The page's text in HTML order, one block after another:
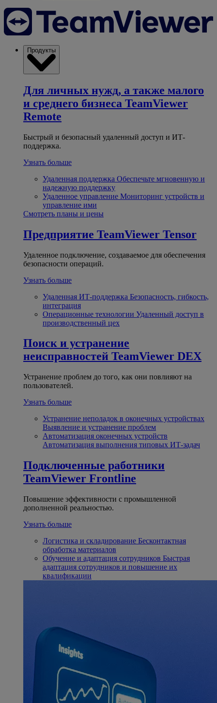
Продукты
Для личных нужд, а также малого
и среднего бизнеса TeamViewer
Remote
Быстрый и безопасный удаленный доступ и ИТ-
поддержка.
Узнать больше
Удаленная поддержка Обеспечьте мгновенную и
надежную поддержку
Удаленное управление Мониторинг устройств и
управление ими
Смотреть планы и цены
Предприятие TeamViewer Tensor
Удаленное подключение, создаваемое для обеспечения
безопасности операций.
Узнать больше
Удаленная ИТ-поддержка Безопасность, гибкость,
интеграция
Операционные технологии Удаленный доступ в
производственный цех
Поиск и устранение
неисправностей TeamViewer DEX
Устранение проблем до того, как они повлияют на
пользователей.
Узнать больше
Устранение неполадок в оконечных устройствах
Выявление и устранение проблем
Автоматизация оконечных устройств
Автоматизация выполнения типовых ИТ-задач
Подключенные работники
TeamViewer Frontline
Повышение эффективности с промышленной
дополненной реальностью.
Узнать больше
Логистика и складирование Бесконтактная
обработка материалов
Обучение и адаптация сотрудников Быстрая
адаптация сотрудников и повышение их
квалификации